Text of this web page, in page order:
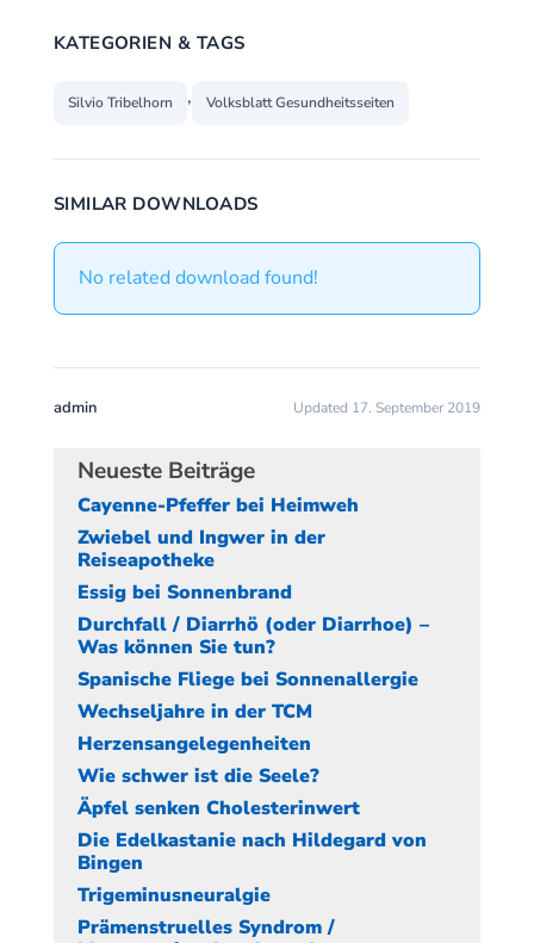
KATEGORIEN & TAGS
Silvio Tribelhorn , Volksblatt Gesundheitsseiten
SIMILAR DOWNLOADS
No related download found!
admin Updated 17. September 2019
Neueste Beiträge
Cayenne-Pfeffer bei Heimweh
Zwiebel und Ingwer in der
Reiseapotheke
Essig bei Sonnenbrand
Durchfall / Diarrhö (oder Diarrhoe) –
Was können Sie tun?
Spanische Fliege bei Sonnenallergie
Wechseljahre in der TCM
Herzensangelegenheiten
Wie schwer ist die Seele?
Äpfel senken Cholesterinwert
Die Edelkastanie nach Hildegard von
Bingen
Trigeminusneuralgie
Prämenstruelles Syndrom /